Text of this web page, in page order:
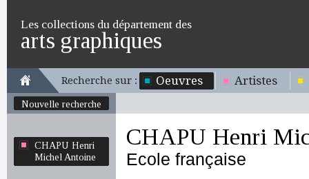
Les collections du département des
arts graphiques
Recherche sur : Oeuvres Artistes
Nouvelle recherche
CHAPU Henri
Michel Antoine
CHAPU Henri
Ecole française